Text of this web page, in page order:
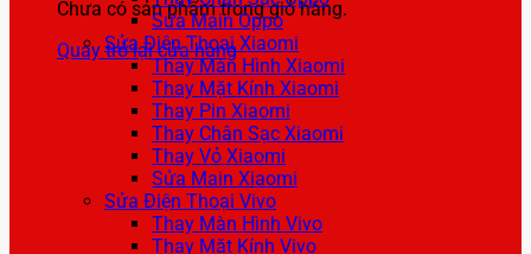
Chưa có sản phẩm trong giỏ hàng.
Quay trở lại cửa hàng
Sửa Main Oppo
Sửa Điện Thoại Xiaomi
Thay Màn Hình Xiaomi
Thay Mặt Kính Xiaomi
Thay Pin Xiaomi
Thay Chân Sạc Xiaomi
Thay Vỏ Xiaomi
Sửa Main Xiaomi
Sửa Điện Thoại Vivo
Thay Màn Hình Vivo
Thay Mặt Kính Vivo